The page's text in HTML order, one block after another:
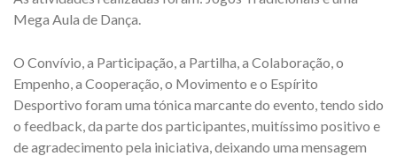
Mega Aula de Dança.
O Convívio, a Participação, a Partilha, a Colaboração, o
Empenho, a Cooperação, o Movimento e o Espírito
Desportivo foram uma tónica marcante do evento, tendo sido
o feedback, da parte dos participantes, muitíssimo positivo e
de agradecimento pela iniciativa, deixando uma mensagem